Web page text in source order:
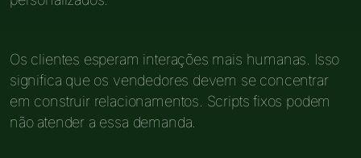
Os clientes esperam interações mais humanas. Isso
significa que os vendedores devem se concentrar
em construir relacionamentos. Scripts fixos podem
não atender a essa demanda.